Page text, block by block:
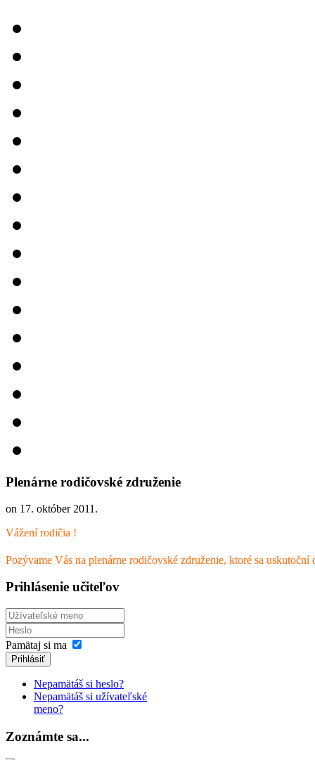
Plenárne rodičovské združenie
on 17. október 2011.
Vážení rodičia !
Pozývame Vás na plenárne rodičovské združenie, ktoré sa uskutoční
Prihlásenie učiteľov
Pamätaj si ma
Prihlásiť
Nepamätáš si heslo?
Nepamätáš si užívateľské
meno?
Zoznámte sa...